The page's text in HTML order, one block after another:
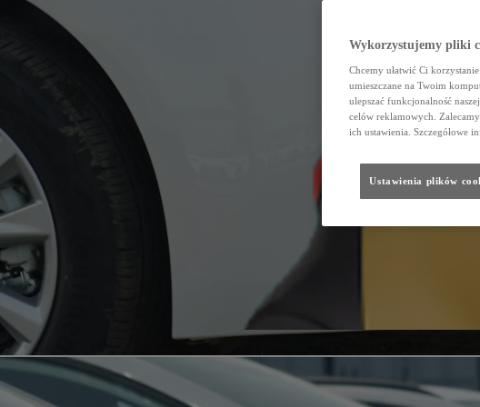
Wykorzystujemy pliki
Chcemy ułatwić Ci
umieszczane na Twoim
ulepszać funkcjonalność
celów reklamowych.
ich ustawienia. Szczegółowe
Ustawienia plików